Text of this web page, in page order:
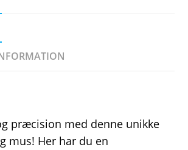
præcision med denne unikke
mus! Her har du en